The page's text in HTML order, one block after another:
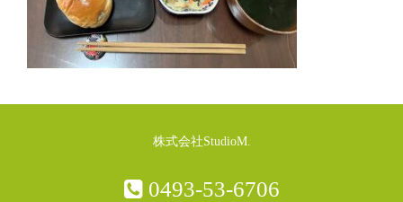
株式会社StudioM.
0493-53-6706